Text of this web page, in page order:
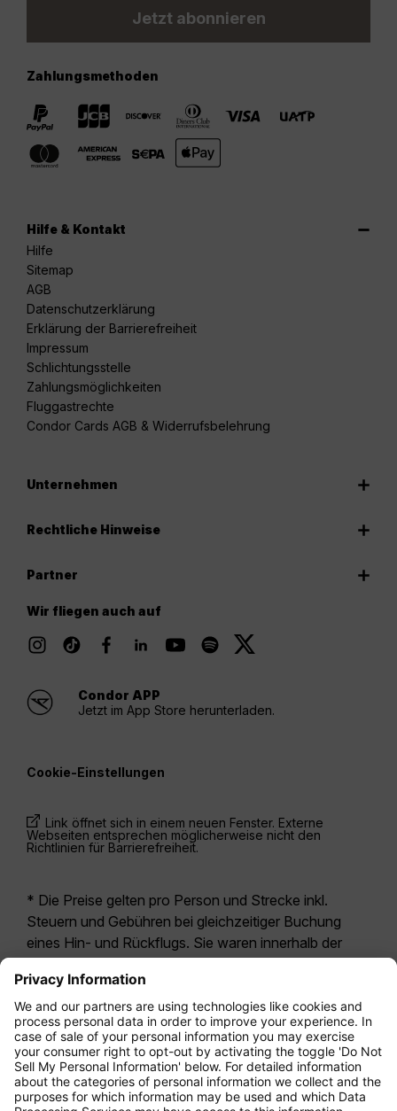
Jetzt abonnieren
Zahlungsmethoden
Hilfe & Kontakt
Hilfe
Sitemap
AGB
Datenschutzerklärung
Erklärung der Barrierefreiheit
Impressum
Schlichtungsstelle
Zahlungsmöglichkeiten
Fluggastrechte
Condor Cards AGB & Widerrufsbelehrung
Unternehmen
Rechtliche Hinweise
Partner
Wir fliegen auch auf
Condor APP
Jetzt im App Store herunterladen.
Cookie-Einstellungen
Link öffnet sich in einem neuen Fenster. Externe
Webseiten entsprechen möglicherweise nicht den
Richtlinien für Barrierefreiheit.
* Die Preise gelten pro Person und Strecke inkl.
Steuern und Gebühren bei gleichzeitiger Buchung
eines Hin- und Rückflugs. Sie waren innerhalb der
möglicherweise nicht mehr aktuell. Bei den für die
Economy Class angegebenen Tarifen handelt es
sich i.d.R. um Economy Zero, unsere restriktivste
Tarifoption. Es können hierfür zusätzliche Gebühren
fürAufgabegepäckoder für andere optionale
Leistungen anfallen. Es gelten dieAllgemeinen